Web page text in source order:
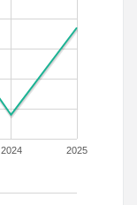
2024 2025